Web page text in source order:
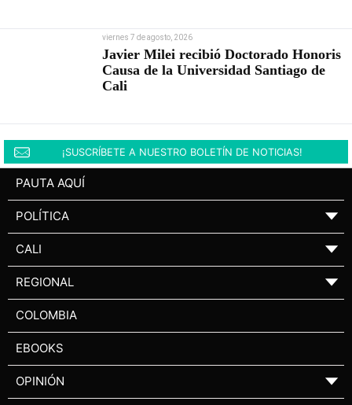
viernes 7 de agosto, 2026
Javier Milei recibió Doctorado Honoris
Causa de la Universidad Santiago de
Cali
¡SUSCRÍBETE A NUESTRO BOLETÍN DE NOTICIAS!
PAUTA AQUÍ
POLÍTICA ▼
CALI ▼
REGIONAL ▼
COLOMBIA
EBOOKS
OPINIÓN ▼